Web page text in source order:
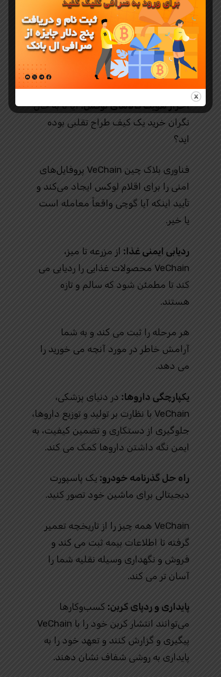
در واقع در دنیای واقعی برای حل
مشکلات روزمره استفاده می شود. در
اینجا چند روش جالب برای ایجاد تفاوت
وجود دارد:
احراز هویت کالاهای لوکس:آیا تا به حال
نگران خرید یک کیف طراح تقلبی بوده
اید؟
فناوری بلاک چین VeChain پروفایل‌های
امنی را برای اقلام لوکس ایجاد می‌کند و
تأیید اینکه آیا گوچی واقعاً معامله است
یا خیر.
ردیابی ایمنی غذا: از مزرعه تا میز،
VeChain محصولات غذایی را ردیابی می
کند تا مطمئن شود که سالم و تازه
هستند.
هر مرحله را ثبت می کند و به شما
آرامش خاطر در مورد آنچه می خورید را
می دهد.
یکپارچگی داروها: در دنیای پزشکی،
VeChain با نظارت بر تولید و توزیع داروها،
جلوگیری از دستکاری و تضمین کیفیت، به
ایمن نگه داشتن داروها کمک می کند.
راه حل گذرنامه خودرو: یک پاسپورت
دیجیتالی برای ماشین خود تصور کنید.
VeChain همه چیز را از تاریخچه تعمیر
گرفته تا اطلاعات بیمه ثبت می کند و
فروش و نگهداری وسیله نقلیه شما را
آسان تر می کند.
پایداری و ردپای کربن: کسب‌وکارها
می‌توانند انتشار کربن خود را با VeChain
پیگیری و گزارش کنند و تعهد خود را به
پایداری به روشی شفاف نشان دهند.